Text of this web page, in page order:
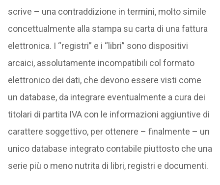
scrive – una contraddizione in termini, molto simile
concettualmente alla stampa su carta di una fattura
elettronica. I “registri” e i “libri” sono dispositivi
arcaici, assolutamente incompatibili col formato
elettronico dei dati, che devono essere visti come
un database, da integrare eventualmente a cura dei
titolari di partita IVA con le informazioni aggiuntive di
carattere soggettivo, per ottenere – finalmente – un
unico database integrato contabile piuttosto che una
serie più o meno nutrita di libri, registri e documenti.